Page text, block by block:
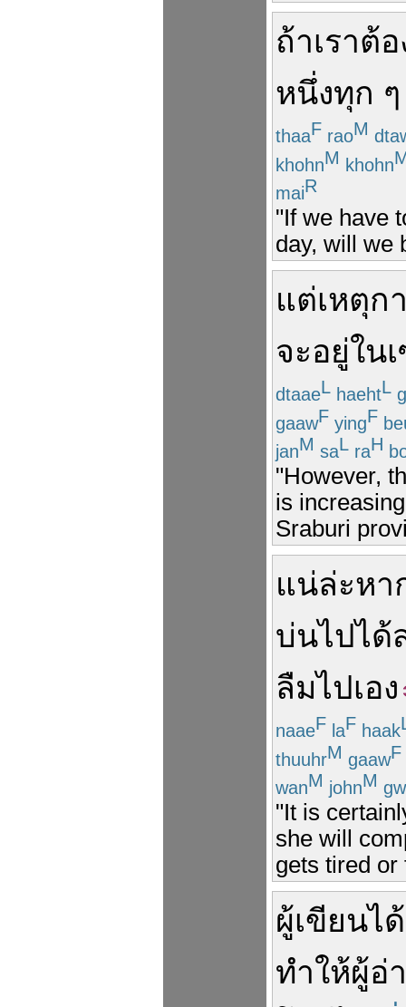
ถ้าเราต้อ
หนึ่งทุก
thaaF raoM
khohnM khohn
maiR
"If we have
day, will we
แต่เหตุก
จะอยู่ใน
dtaaeL haehtL
gaawF yingF
janM saL raH
"However,
is
Sraburi
แน่ล่ะหา
บ่นไปได้
ลืมไปเอง
naaeF laF haak
thuuhrM gaawF
wanM johnM
"It is
she will
gets tired or
ผู้เขียนได้
ทำให้ผู้อ่